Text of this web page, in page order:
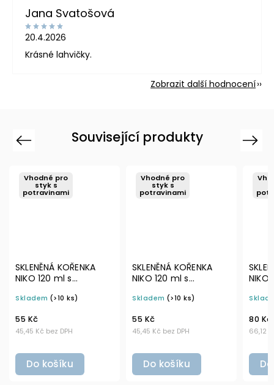
Jana Svatošová
20.4.2026
Krásné lahvičky.
Zobrazit další hodnocení
Související produkty
Previous
Vhodné pro
styk s
potravinami
SKLENĚNÁ KOŘENKA
NIKO 120 ml s
šejkrem (7 otvorů)
Skladem (>10 ks)
45,45 Kč bez DPH
55 Kč
Do košíku
Vhodné pro
styk s
potravinami
SKLENĚNÁ KOŘENKA
NIKO 129 ml s
černým mlýnkem
Skladem (>10 ks)
66,12 Kč bez DPH
80 Kč
Do košíku
BÍLÁ
53,72
65
Next